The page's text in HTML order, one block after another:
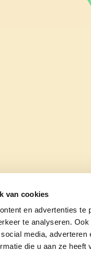
van cookies
en advertenties
te analyseren.
media,
die u aan ze